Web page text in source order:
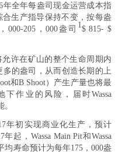
年全年每盎司现金运营成本指
合生产指导保持不变，按每盎
205，000盎司 1 $815- $
许在矿山的整个生命周期内
多的盎司，从而创造长期的上
和B Shoot）产生产量也将最
作业的风险，届时Wassa
年初实现商业化生产，预计
起，Wassa Main Pit和Wassa
均寿命预计为每年175，000盎